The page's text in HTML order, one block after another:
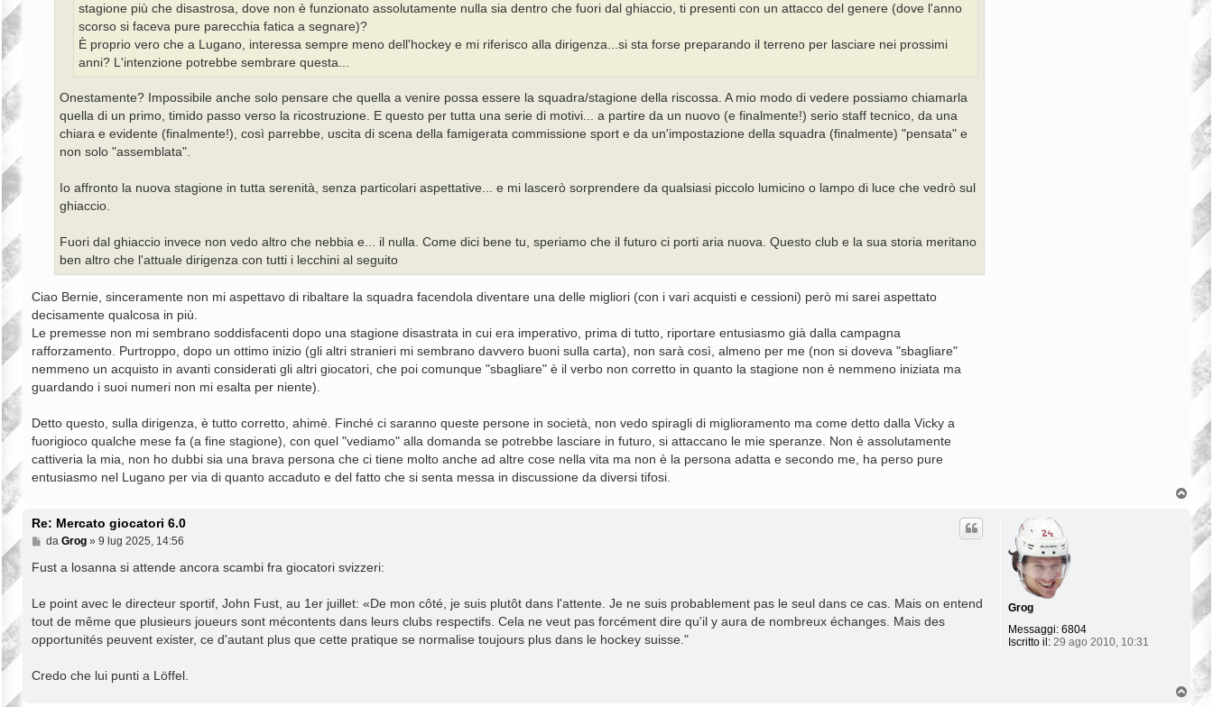
stagione più che disastrosa, dove non è funzionato assolutamente nulla sia dentro che fuori dal ghiaccio, ti presenti con un attacco del genere (dove l'anno
scorso si faceva pure parecchia fatica a segnare)?
È proprio vero che a Lugano, interessa sempre meno dell'hockey e mi riferisco alla dirigenza...si sta forse preparando il terreno per lasciare nei prossimi
anni? L'intenzione potrebbe sembrare questa...
Onestamente? Impossibile anche solo pensare che quella a venire possa essere la squadra/stagione della riscossa. A mio modo di vedere possiamo chiamarla
quella di un primo, timido passo verso la ricostruzione. E questo per tutta una serie di motivi... a partire da un nuovo (e finalmente!) serio staff tecnico, da una
chiara e evidente (finalmente!), così parrebbe, uscita di scena della famigerata commissione sport e da un'impostazione della squadra (finalmente) "pensata" e
non solo "assemblata".
Io affronto la nuova stagione in tutta serenità, senza particolari aspettative... e mi lascerò sorprendere da qualsiasi piccolo lumicino o lampo di luce che vedrò sul
ghiaccio.
Fuori dal ghiaccio invece non vedo altro che nebbia e... il nulla. Come dici bene tu, speriamo che il futuro ci porti aria nuova. Questo club e la sua storia meritano
ben altro che l'attuale dirigenza con tutti i lecchini al seguito
Ciao Bernie, sinceramente non mi aspettavo di ribaltare la squadra facendola diventare una delle migliori (con i vari acquisti e cessioni) però mi sarei aspettato
decisamente qualcosa in più.
Le premesse non mi sembrano soddisfacenti dopo una stagione disastrata in cui era imperativo, prima di tutto, riportare entusiasmo già dalla campagna
rafforzamento. Purtroppo, dopo un ottimo inizio (gli altri stranieri mi sembrano davvero buoni sulla carta), non sarà così, almeno per me (non si doveva "sbagliare"
nemmeno un acquisto in avanti considerati gli altri giocatori, che poi comunque "sbagliare" è il verbo non corretto in quanto la stagione non è nemmeno iniziata ma
guardando i suoi numeri non mi esalta per niente).
Detto questo, sulla dirigenza, è tutto corretto, ahimè. Finché ci saranno queste persone in società, non vedo spiragli di miglioramento ma come detto dalla Vicky a
fuorigioco qualche mese fa (a fine stagione), con quel "vediamo" alla domanda se potrebbe lasciare in futuro, si attaccano le mie speranze. Non è assolutamente
cattiveria la mia, non ho dubbi sia una brava persona che ci tiene molto anche ad altre cose nella vita ma non è la persona adatta e secondo me, ha perso pure
entusiasmo nel Lugano per via di quanto accaduto e del fatto che si senta messa in discussione da diversi tifosi.
p
Grog
Messaggi: 6804
Iscritto il: 29 ago 2010, 10:31
Re: Mercato giocatori 6.0
M
s
g
i
o
da Grog» 9 lug 2025, 14:56
Fust a losanna si attende ancora scambi fra giocatori svizzeri:
Le point avec le directeur sportif, John Fust, au 1er juillet: «De mon côté, je suis plutôt dans l'attente. Je ne suis probablement pas le seul dans ce cas. Mais on entend
tout de même que plusieurs joueurs sont mécontents dans leurs clubs respectifs. Cela ne veut pas forcément dire qu'il y aura de nombreux échanges. Mais des
opportunités peuvent exister, ce d'autant plus que cette pratique se normalise toujours plus dans le hockey suisse."
Credo che lui punti a Löffel.
o